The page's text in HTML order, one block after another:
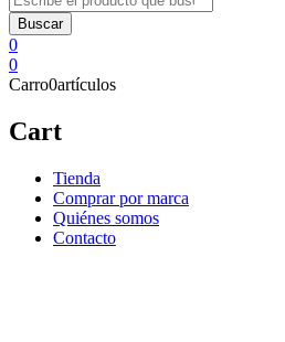
0
0
Carro0artículos
Cart
Tienda
Comprar por marca
Quiénes somos
Contacto